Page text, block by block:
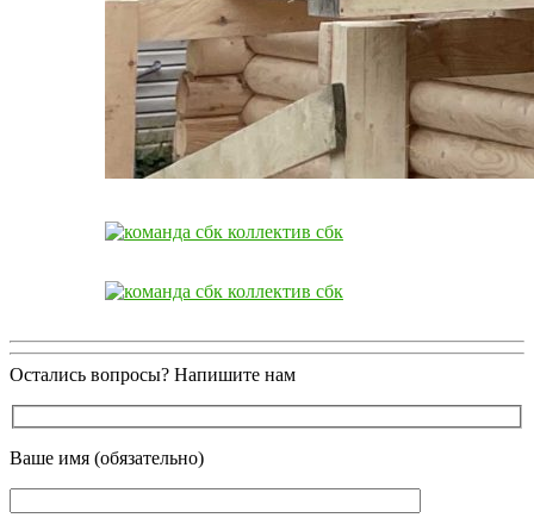
Остались вопросы? Напишите нам
Ваше имя (обязательно)